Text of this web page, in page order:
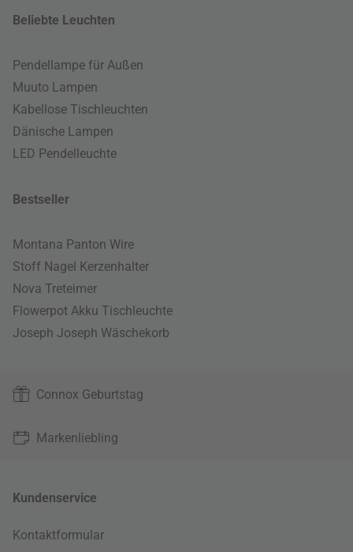
Beliebte Leuchten
Pendellampe für Außen
Muuto Lampen
Kabellose Tischleuchten
Dänische Lampen
LED Pendelleuchte
Bestseller
Montana Panton Wire
Stoff Nagel Kerzenhalter
Nova Treteimer
Flowerpot Akku Tischleuchte
Joseph Joseph Wäschekorb
Connox Geburtstag
Markenliebling
Kundenservice
Kontaktformular